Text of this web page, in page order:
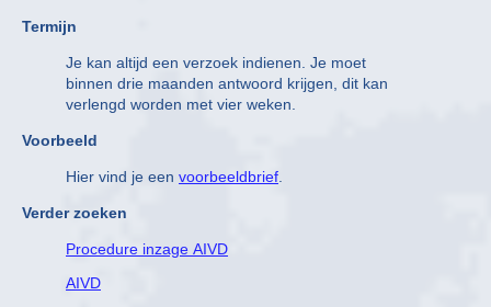
Termijn
Je kan altijd een verzoek indienen. Je moet
binnen drie maanden antwoord krijgen, dit kan
verlengd worden met vier weken.
Voorbeeld
Hier vind je een voorbeeldbrief
Verder zoeken
Procedure inzage AIVD
AIVD